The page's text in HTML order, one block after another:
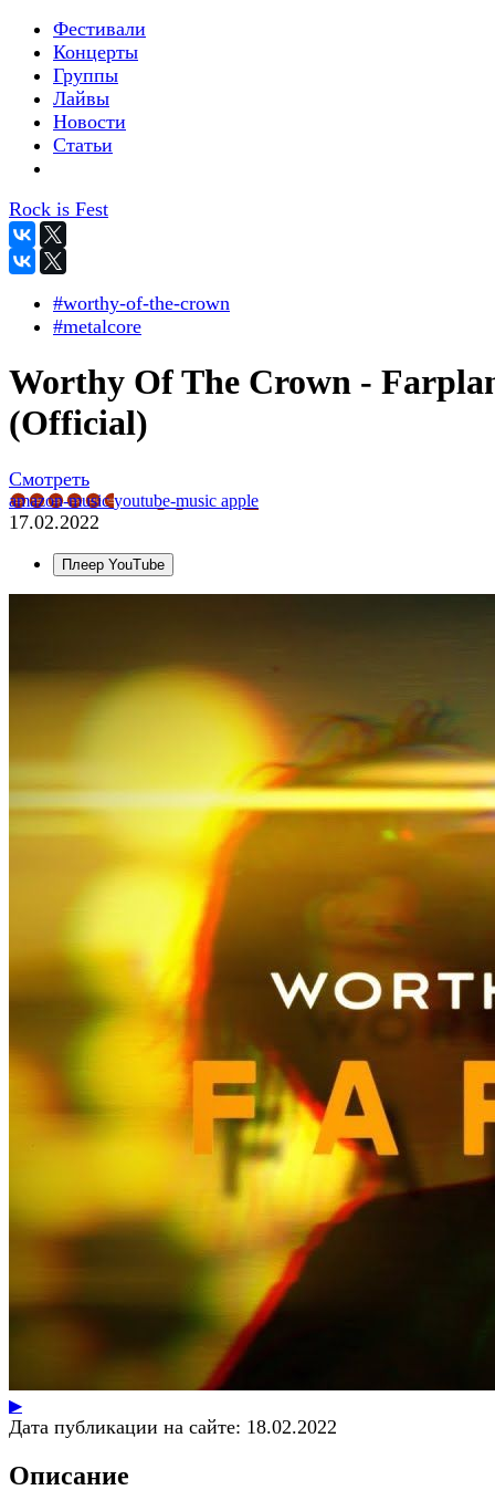
Фестивали
Концерты
Группы
Лайвы
Новости
Статьи
Rock is Fest
#worthy-of-the-crown
#metalcore
Worthy Of The Crown -
(Official)
Смотреть
amazon-musicyoutube-music apple
17.02.2022
Плеер YouTube
▶
Дата публикации на сайте: 18.02.2022
Описание